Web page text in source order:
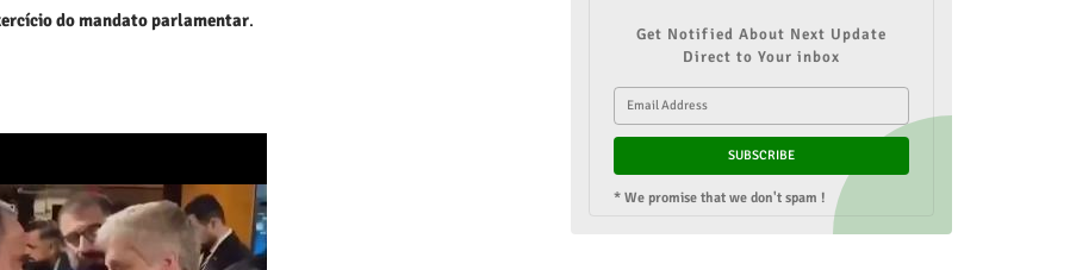
do mandato parlamentar.
Get Notified About Next Update
Direct to Your inbox
* We promise that we don't spam !